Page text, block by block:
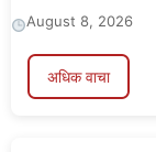
August 8, 2026
अधिक वाचा